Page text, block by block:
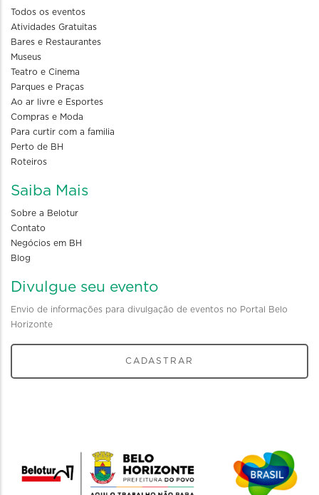
Todos os eventos
Atividades Gratuitas
Bares e Restaurantes
Museus
Teatro e Cinema
Parques e Praças
Ao ar livre e Esportes
Compras e Moda
Para curtir com a familia
Perto de BH
Roteiros
Saiba Mais
Sobre a Belotur
Contato
Negócios em BH
Blog
Divulgue seu evento
Envio de informações para divulgação de eventos no Portal Belo
Horizonte
CADASTRAR